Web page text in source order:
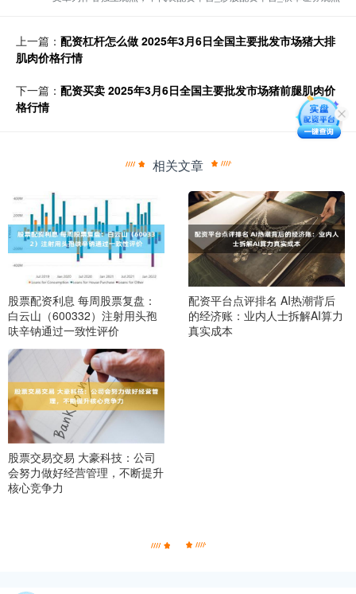
上一篇： 配资杠杆怎么做 2025年3月6日全国主要批发市场猪大排
肌肉价格行情
下一篇： 配资买卖 2025年3月6日全国主要批发市场猪前腿肌肉价
格行情
相关文章
股票配资利息 每周股票复盘：
白云山（600332）注射用头孢
呋辛钠通过一致性评价
配资平台点评排名 AI热潮背后
的经济账：业内人士拆解AI算力
真实成本
股票交易交易 大豪科技：公司
会努力做好经营管理，不断提升
核心竞争力